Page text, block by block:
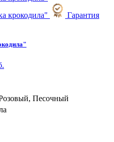
Гарантия
Песочный